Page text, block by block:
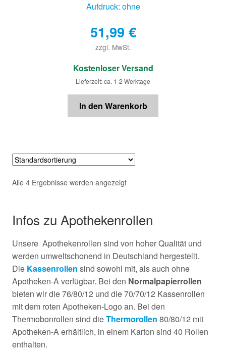
Aufdruck: ohne
51,99 €
zzgl. MwSt.
€
Kostenloser Versand
Lieferzeit: ca. 1-2 Werktage
In den Warenkorb
Alle 4 Ergebnisse werden angezeigt
Infos zu Apothekenrollen
Unsere Apothekenrollen sind von hoher Qualität und
werden umweltschonend in Deutschland hergestellt.
Die Kassenrollen sind sowohl mit, als auch ohne
Apotheken-A verfügbar. Bei den Normalpapierrollen
bieten wir die 76/80/12 und die 70/70/12 Kassenrollen
mit dem roten Apotheken-Logo an. Bei den
Thermobonrollen sind dieThermorollen 80/80/12 mit
Apotheken-A erhältlich, in einem Karton sind 40 Rollen
enthalten.